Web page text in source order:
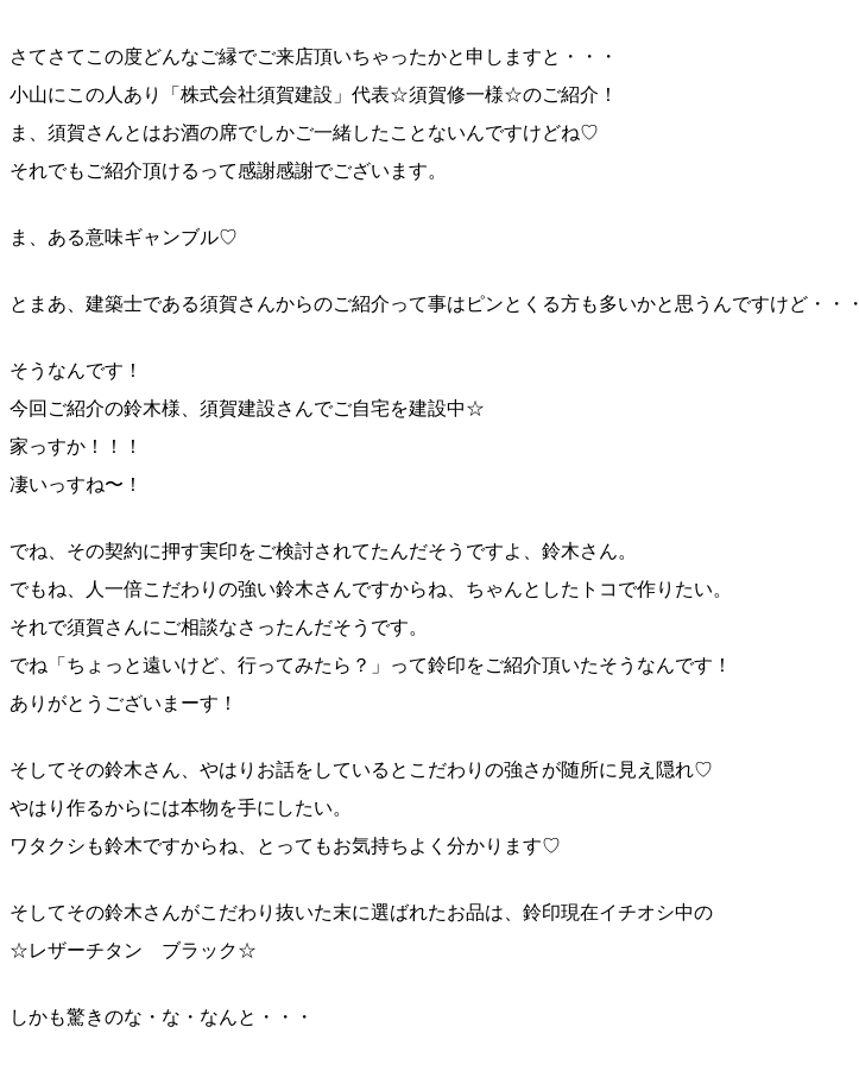
さてさてこの度どんなご縁でご来店頂いちゃったかと申し ますと・・・
小山にこの人あり「株式会社須賀建設」代表☆須賀修一様☆のご紹介！
ま、須賀さんとはお酒の席でしかご一緒したことないんですけどね♡
それでもご紹介頂けるって感謝感謝でございます。
ま、ある意味ギャンブル♡
とまあ、建築士である須賀さんからのご紹介って事はピンとくる方も多いかと思うんですけど・・・
そうなんです！
今回ご紹介の鈴木様、須賀建設さんでご自宅を建設中☆
家っすか！！！
凄いっすね〜！
でね、その契約に押す実印をご検討されてたんだそうですよ、鈴木さん。
でもね、人一倍こだわりの強い鈴木さんですからね、ちゃ んとしたトコで作りたい。
それで須賀さんにご相談なさったんだそうです。
でね「ちょっと遠いけど、行ってみたら？」って鈴印をご紹介頂いたそうなんです！
ありがとうございまーす！
そしてその鈴木さん、やはりお話をしているとこだわりの強さが随所に見え隠れ♡
やはり作るからには本物を手にしたい。
ワタクシも鈴木ですからね、とってもお気持ちよく分かり ます♡
そしてその鈴木さんがこだわり抜いた末に選ばれたお品は 、鈴印現在イチオシ中の
☆レザーチタン ブラック☆
しかも驚きのな・な・なんと・・・